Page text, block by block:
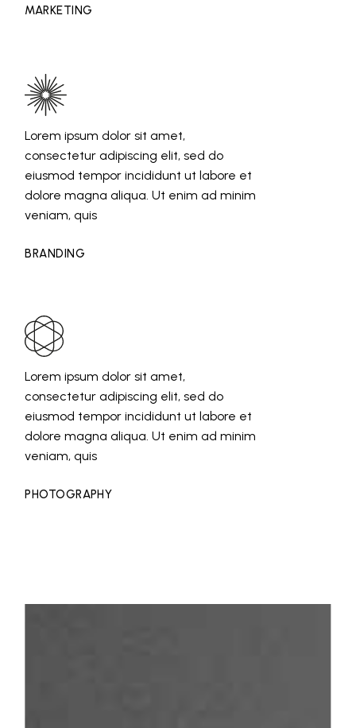
MARKETING
Lorem ipsum dolor sit amet,
consectetur adipiscing elit, sed do
eiusmod tempor incididunt ut labore et
dolore magna aliqua. Ut enim ad minim
veniam, quis
BRANDING
Lorem ipsum dolor sit amet,
consectetur adipiscing elit, sed do
eiusmod tempor incididunt ut labore et
dolore magna aliqua. Ut enim ad minim
veniam, quis
PHOTOGRAPHY